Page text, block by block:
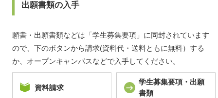
出願書類の入手
願書・出願書類などは「学生募集要項」に同封されています
ので、下のボタンから請求(資料代・送料ともに無料）する
か、オープンキャンパスなどで入手してください。
資料請求
学生募集要項・出願
書類